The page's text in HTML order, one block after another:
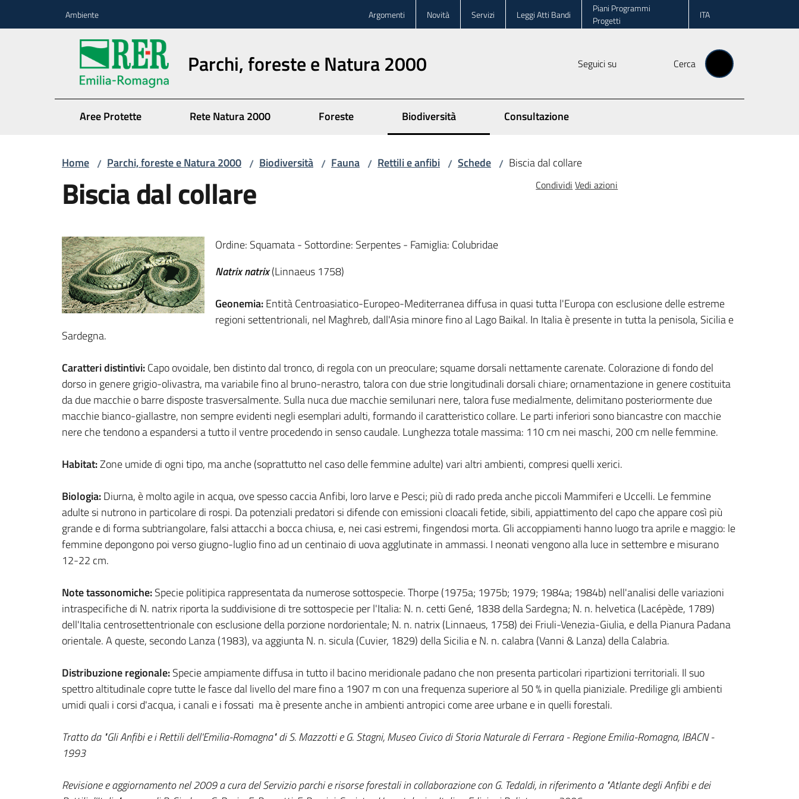
Ambiente Argomenti Novità Servizi Leggi Atti Bandi
Piani Programmi
Progetti
ITA
Parchi, foreste e Natura 2000 Seguici su Cerca
Aree Protette Rete Natura 2000 Foreste Biodiversità Consultazione
Home / Parchi, foreste e Natura 2000 / Biodiversità / Fauna / Rettili e anfibi / Schede / Biscia dal collare
Biscia dal collare Condividi Vedi azioni
Ordine: Squamata - Sottordine: Serpentes - Famiglia: Colubridae
Natrix natrix(Linnaeus 1758)
Geonemia:Entità Centroasiatico-Europeo-Mediterranea diffusa in quasi tutta l'Europa con esclusione delle estreme
regioni settentrionali, nel Maghreb, dall'Asia minore fino al Lago Baikal. In Italia è presente in tutta la penisola, Sicilia e
Sardegna.
Caratteri distintivi:Capo ovoidale, ben distinto dal tronco, di regola con un preoculare; squame dorsali nettamente carenate. Colorazione di fondo del
dorso in genere grigio-olivastra, ma variabile fino al bruno-nerastro, talora con due strie longitudinali dorsali chiare; ornamentazione in genere costituita
da due macchie o barre disposte trasversalmente. Sulla nuca due macchie semilunari nere, talora fuse medialmente, delimitano posteriormente due
macchie bianco-giallastre, non sempre evidenti negli esemplari adulti, formando il caratteristico collare. Le parti inferiori sono biancastre con macchie
nere che tendono a espandersi a tutto il ventre procedendo in senso caudale. Lunghezza totale massima: 110 cm nei maschi, 200 cm nelle femmine.
Habitat:Zone umide di ogni tipo, ma anche (soprattutto nel caso delle femmine adulte) vari altri ambienti, compresi quelli xerici.
Biologia:Diurna, è molto agile in acqua, ove spesso caccia Anfibi, loro larve e Pesci; più di rado preda anche piccoli Mammiferi e Uccelli. Le femmine
adulte si nutrono in particolare di rospi. Da potenziali predatori si difende con emissioni cloacali fetide, sibili, appiattimento del capo che appare così più
grande e di forma subtriangolare, falsi attacchi a bocca chiusa, e, nei casi estremi, fingendosi morta. Gli accoppiamenti hanno luogo tra aprile e maggio: le
femmine depongono poi verso giugno-luglio fino ad un centinaio di uova agglutinate in ammassi. I neonati vengono alla luce in settembre e misurano
12-22 cm.
Note tassonomiche:Specie politipica rappresentata da numerose sottospecie. Thorpe (1975a; 1975b; 1979; 1984a; 1984b) nell'analisi delle variazioni
intraspecifiche di N. natrix riporta la suddivisione di tre sottospecie per l'Italia: N. n. cetti Gené, 1838 della Sardegna; N. n. helvetica (Lacépède, 1789)
dell'Italia centrosettentrionale con esclusione della porzione nordorientale; N. n. natrix (Linnaeus, 1758) dei Friuli-Venezia-Giulia, e della Pianura Padana
orientale. A queste, secondo Lanza (1983), va aggiunta N. n. sicula (Cuvier, 1829) della Sicilia e N. n. calabra (Vanni & Lanza) della Calabria.
Distribuzione regionale:Specie ampiamente diffusa in tutto il bacino meridionale padano che non presenta particolari ripartizioni territoriali. Il suo
spettro altitudinale copre tutte le fasce dal livello del mare fino a 1907 m con una frequenza superiore al 50 % in quella pianiziale. Predilige gli ambienti
umidi quali i corsi d'acqua, i canali e i fossati ma è presente anche in ambienti antropici come aree urbane e in quelli forestali.
Tratto da "Gli Anfibi e i Rettili dell'Emilia-Romagna" di S. Mazzotti e G. Stagni, Museo Civico di Storia Naturale di Ferrara - Regione Emilia-Romagna, IBACN -
1993
Revisione e aggiornamento nel 2009 a cura del Servizio parchi e risorse forestali in collaborazione con G. Tedaldi, in riferimento a "Atlante degli Anfibi e dei